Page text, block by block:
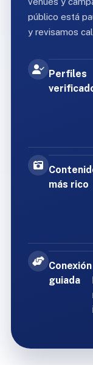
público está
y revisamos
Perfiles
más rico
Conexión
guiada